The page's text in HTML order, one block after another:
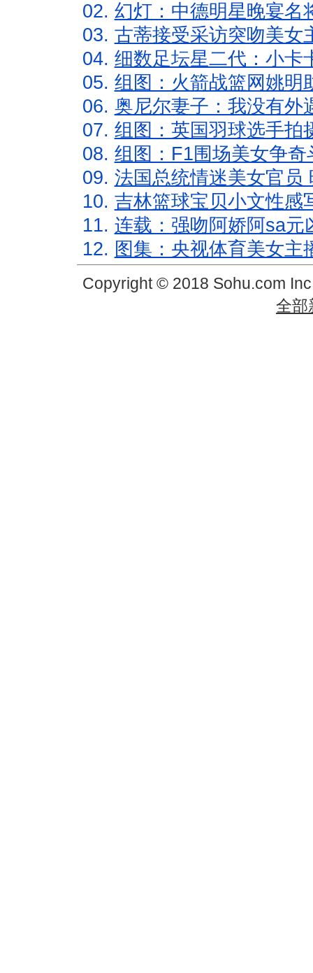
02. 幻灯：中德明星晚宴名
03. 古蒂接受采访突吻美女
04. 细数足坛星二代：小卡
05. 组图：火箭战篮网姚明
06. 奥尼尔妻子：我没有外
07. 组图：英国羽球选手拍
08. 组图：F1围场美女争
09. 法国总统情迷美女官员
10. 吉林篮球宝贝小文性感
11. 连载：强吻阿娇阿sa元
12. 图集：央视体育美女主
Copyright © 2018 Sohu.com
全部